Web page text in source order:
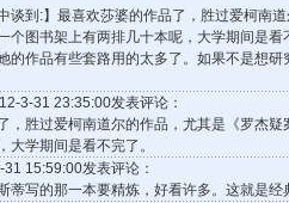
谈到:】最喜欢莎婆的作品了，胜过爱柯南
个图书架上有两排几十本呢，大学期间是
的作品有些套路用的太多了。如果不是想
3-31 23:35:00发表评论：
，胜过爱柯南道尔的作品，尤其是《罗杰
大学期间是看不完了。
15:59:00发表评论：
蒂写的那一本要精炼，好看许多。这就是